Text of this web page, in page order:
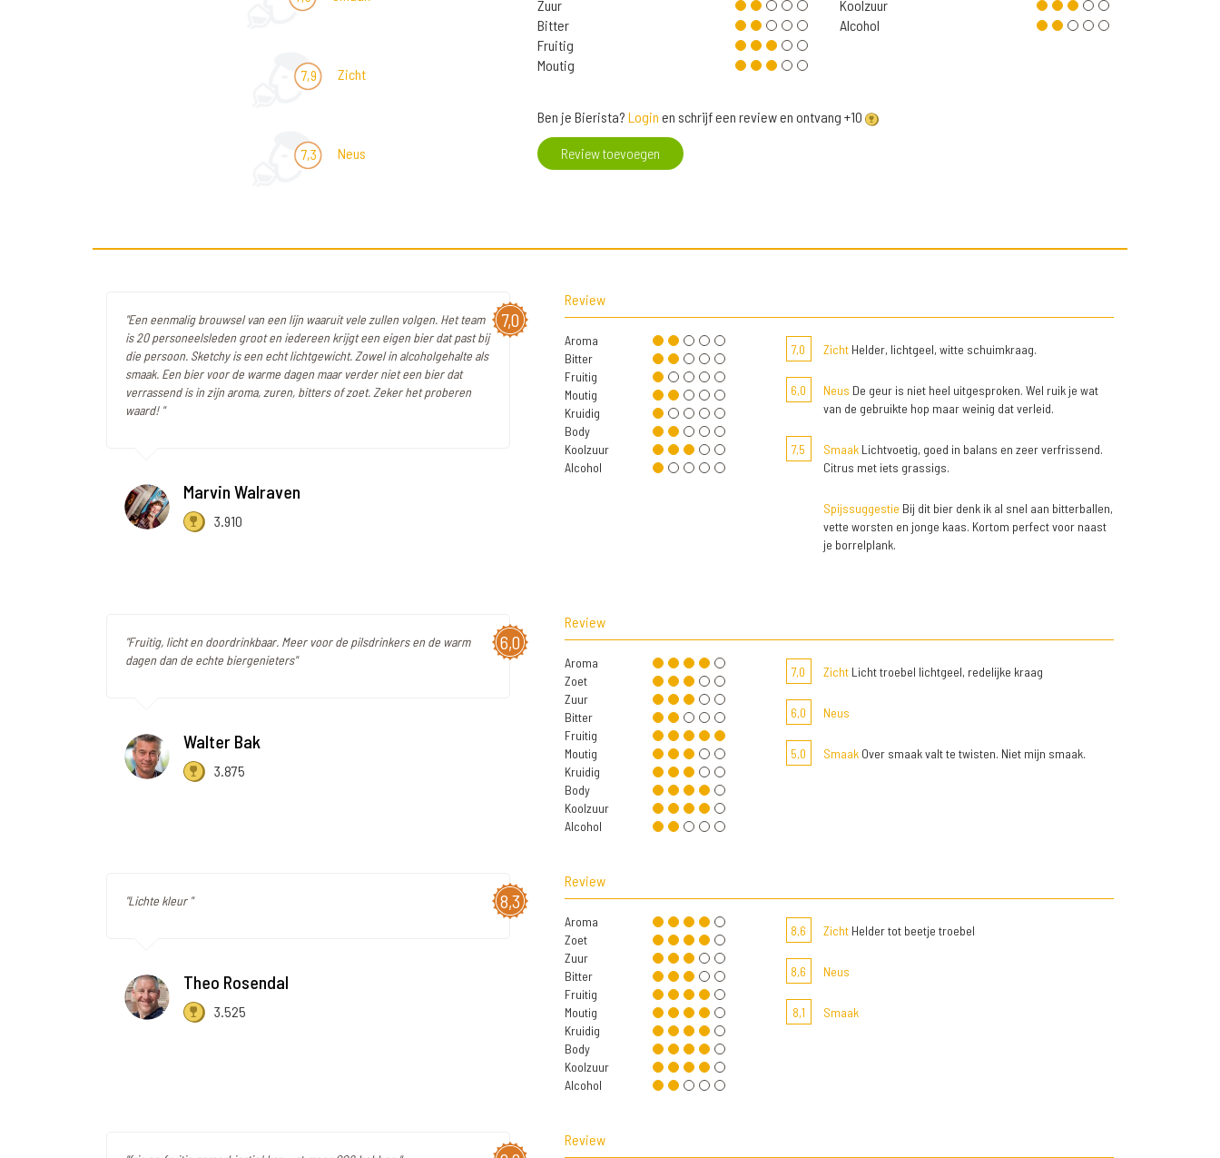
7,9 Zicht
7,3 Neus
Zuur
Bitter
Fruitig
Moutig
Koolzuur
Alcohol
Ben je Bierista? Login en schrijf een review en ontvang +10
Review toevoegen
7,0
"Een eenmalig brouwsel van een lijn waaruit vele zullen volgen. Het team
is 20 personeelsleden groot en iedereen krijgt een eigen bier dat past bij
die persoon. Sketchy is een echt lichtgewicht. Zowel in alcoholgehalte als
smaak. Een bier voor de warme dagen maar verder niet een bier dat
verrassend is in zijn aroma, zuren, bitters of zoet. Zeker het proberen
waard! "
Marvin Walraven
3.910
Review
Aroma
Bitter
Fruitig
Moutig
Kruidig
Body
Koolzuur
Alcohol
7,0 ZichtHelder, lichtgeel, witte schuimkraag.
6,0 Neus De geur is niet heel uitgesproken. Wel ruik je wat
van de gebruikte hop maar weinig dat verleid.
7,5 SmaakLichtvoetig, goed in balans en zeer verfrissend.
Citrus met iets grassigs.
Spijssuggestie Bij dit bier denk ik al snel aan bitterballen,
vette worsten en jonge kaas. Kortom perfect voor naast
je borrelplank.
6,0
"Fruitig, licht en doordrinkbaar. Meer voor de pilsdrinkers en de warm
dagen dan de echte biergenieters"
Walter Bak
3.875
Review
Aroma
Zoet
Zuur
Bitter
Fruitig
Moutig
Kruidig
Body
Koolzuur
Alcohol
7,0 ZichtLicht troebel lichtgeel, redelijke kraag
6,0 Neus
5,0 SmaakOver smaak valt te twisten. Niet mijn smaak.
8,3
"Lichte kleur "
Theo Rosendal
3.525
Review
Aroma
Zoet
Zuur
Bitter
Fruitig
Moutig
Kruidig
Body
Koolzuur
Alcohol
8,6 ZichtHelder tot beetje troebel
8,6 Neus
8,1 Smaak
Review